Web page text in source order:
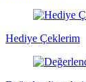
Hediye Çeklerim